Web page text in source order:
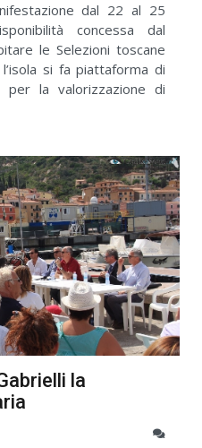
dal 22 al 25
concessa dal
le Selezioni toscane
si fa piattaforma di
la valorizzazione di
la